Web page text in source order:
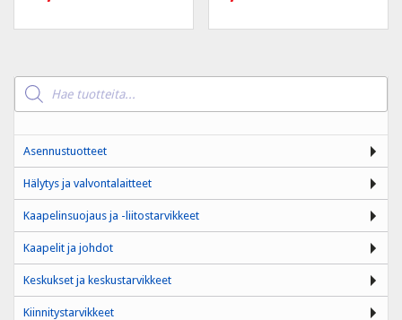
Products
search
Asennustuotteet
Hälytys ja valvontalaitteet
Kaapelinsuojaus ja -liitostarvikkeet
Kaapelit ja johdot
Keskukset ja keskustarvikkeet
Kiinnitystarvikkeet